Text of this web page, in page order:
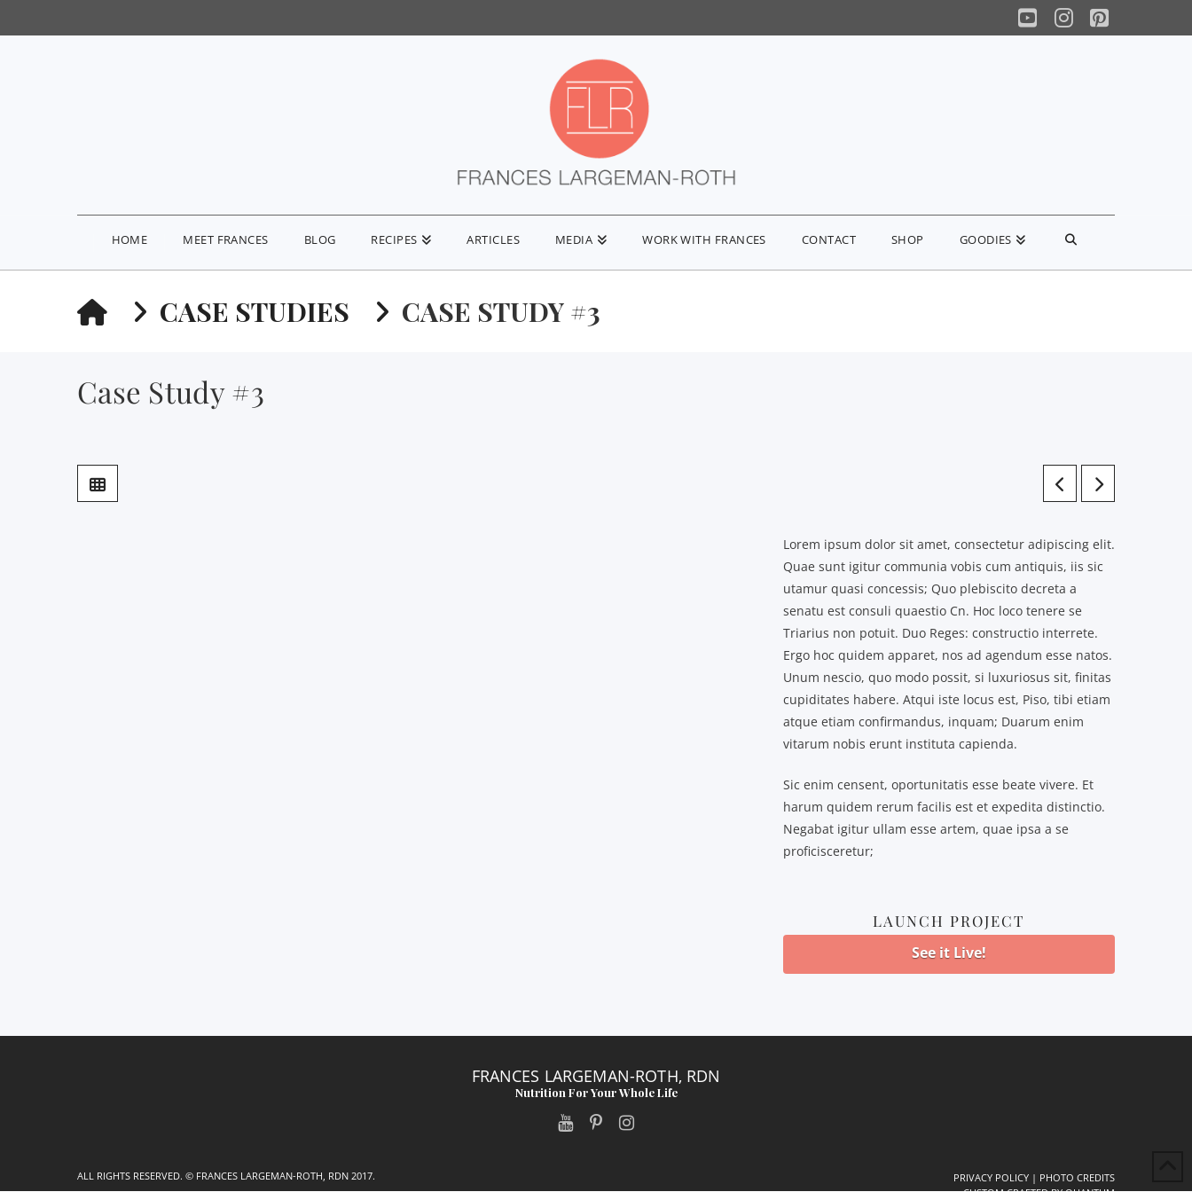
YouTube
Instagram
Pinterest
HOME MEET FRANCES BLOG RECIPES ARTICLES MEDIA WORK WITH FRANCES CONTACT SHOP GOODIES
HOMECASE STUDIES CASE STUDY #3
Case Study #3
Lorem ipsum dolor sit amet, consectetur adipiscing elit.
Quae sunt igitur communia vobis cum antiquis, iis sic
utamur quasi concessis; Quo plebiscito decreta a
senatu est consuli quaestio Cn. Hoc loco tenere se
Triarius non potuit. Duo Reges: constructio interrete.
Ergo hoc quidem apparet, nos ad agendum esse natos.
Unum nescio, quo modo possit, si luxuriosus sit, finitas
cupiditates habere. Atqui iste locus est, Piso, tibi etiam
atque etiam confirmandus, inquam; Duarum enim
vitarum nobis erunt instituta capienda.
Sic enim censent, oportunitatis esse beate vivere. Et
harum quidem rerum facilis est et expedita distinctio.
Negabat igitur ullam esse artem, quae ipsa a se
proficisceretur;
LAUNCH PROJECT
See it Live!
FRANCES LARGEMAN-ROTH, RDN
Nutrition For Your Whole Life
ALL RIGHTS RESERVED. © FRANCES LARGEMAN-ROTH, RDN 2017. PRIVACY POLICY | PHOTO CREDITS